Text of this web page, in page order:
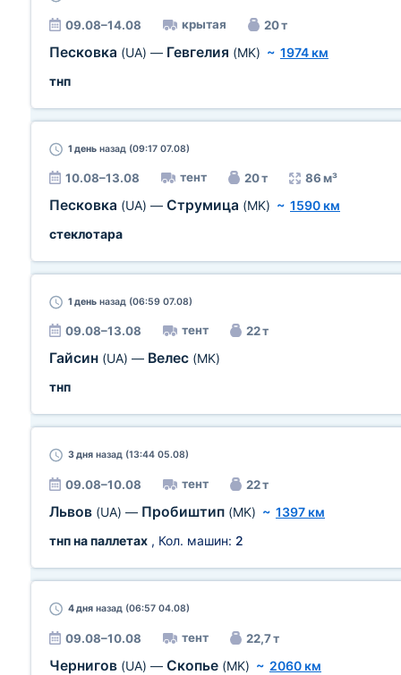
09.08–14.08 крытая 20 т
Песковка (UA) — Гевгелия (MK) ~ 1974 км
тнп
1 день назад (09:17 07.08)
10.08–13.08 тент 20 т 86 м³
Песковка (UA) — Струмица (MK) ~ 1590 км
стеклотара
1 день назад (06:59 07.08)
09.08–13.08 тент 22 т
Гайсин (UA) — Велес (MK)
тнп
3 дня назад (13:44 05.08)
09.08–10.08 тент 22 т
Львов (UA) — Пробиштип (MK) ~ 1397 км
тнп на паллетах , Кол. машин: 2
4 дня назад (06:57 04.08)
09.08–10.08 тент 22,7 т
Чернигов (UA) — Скопье (MK) ~ 2060 км